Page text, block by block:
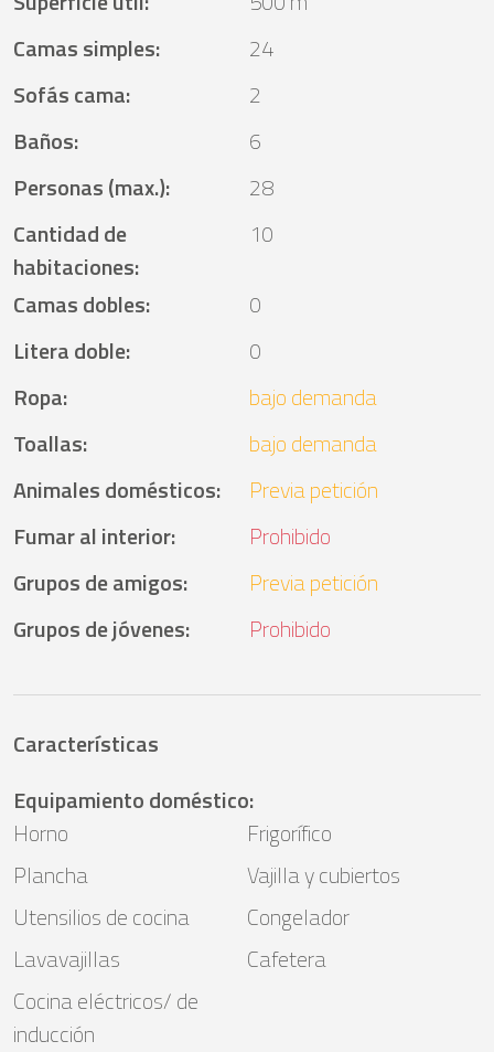
Camas simples:
24
Sofás cama:
2
Baños:
6
Personas (max.):
28
Cantidad de
habitaciones:
10
Camas dobles:
0
Litera doble:
0
Ropa:
bajo demanda
Toallas:
bajo demanda
Animales domésticos:
Previa petición
Fumar al interior:
Prohibido
Grupos de amigos:
Previa petición
Grupos de jóvenes: Prohibido
Características
Equipamiento doméstico:
Horno
Frigorífico
Plancha
Vajilla y cubiertos
Utensilios de cocina
Congelador
Lavavajillas
Cafetera
Cocina eléctricos/ de
inducción